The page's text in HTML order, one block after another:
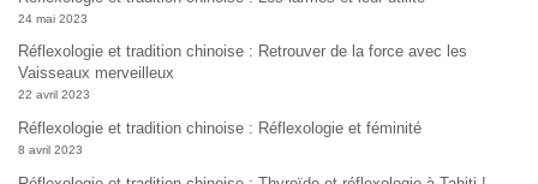
24 mai 2023
Réflexologie et tradition chinoise : Retrouver de la force avec les
Vaisseaux merveilleux
22 avril 2023
Réflexologie et tradition chinoise : Réflexologie et féminité
8 avril 2023